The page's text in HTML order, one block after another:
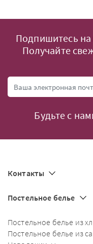
Подпишитесь
Получайте
Будьте с
Контакты
Постельное белье
Постельное белье из
Постельное белье из